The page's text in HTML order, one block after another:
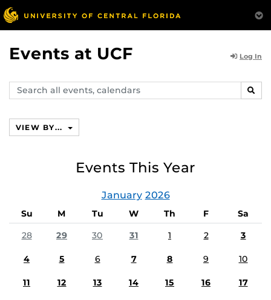
Events at UCF Log In
Search
events,
VIEW BY...
Events This Year
January 2026
Su M Tu W Th F
Sa
28
29 30 31 1 2 3
4 5 6 7 8 9 10
11 12 13 14 15 16 17